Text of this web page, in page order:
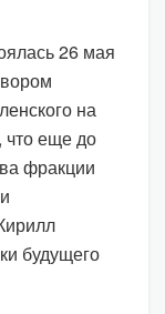
26 мая
на
что еще до
фракции
будущего